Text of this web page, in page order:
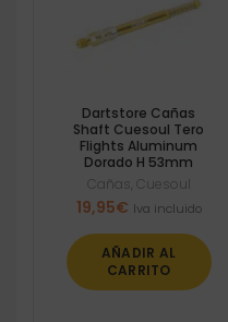
Dartstore Cañas
Shaft Cuesoul Tero
Flights Aluminum
Dorado H 53mm
Cañas Cuesoul
19,95€ Iva incluido
AÑADIR AL
CARRITO